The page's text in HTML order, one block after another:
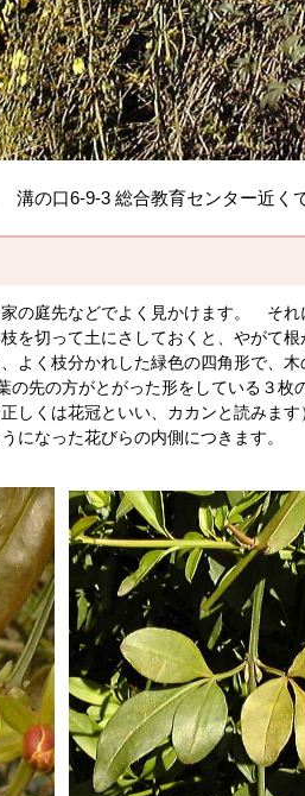
の口6-9-3 総合教育センター近く
の庭先などでよく見かけます。 そ
を切って土にさしておくと、やがて
く枝分かれした緑色の四角形で、
先の方がとがった形をしている３
くは花冠といい、カカンと読みます
になった花びらの内側につきます。